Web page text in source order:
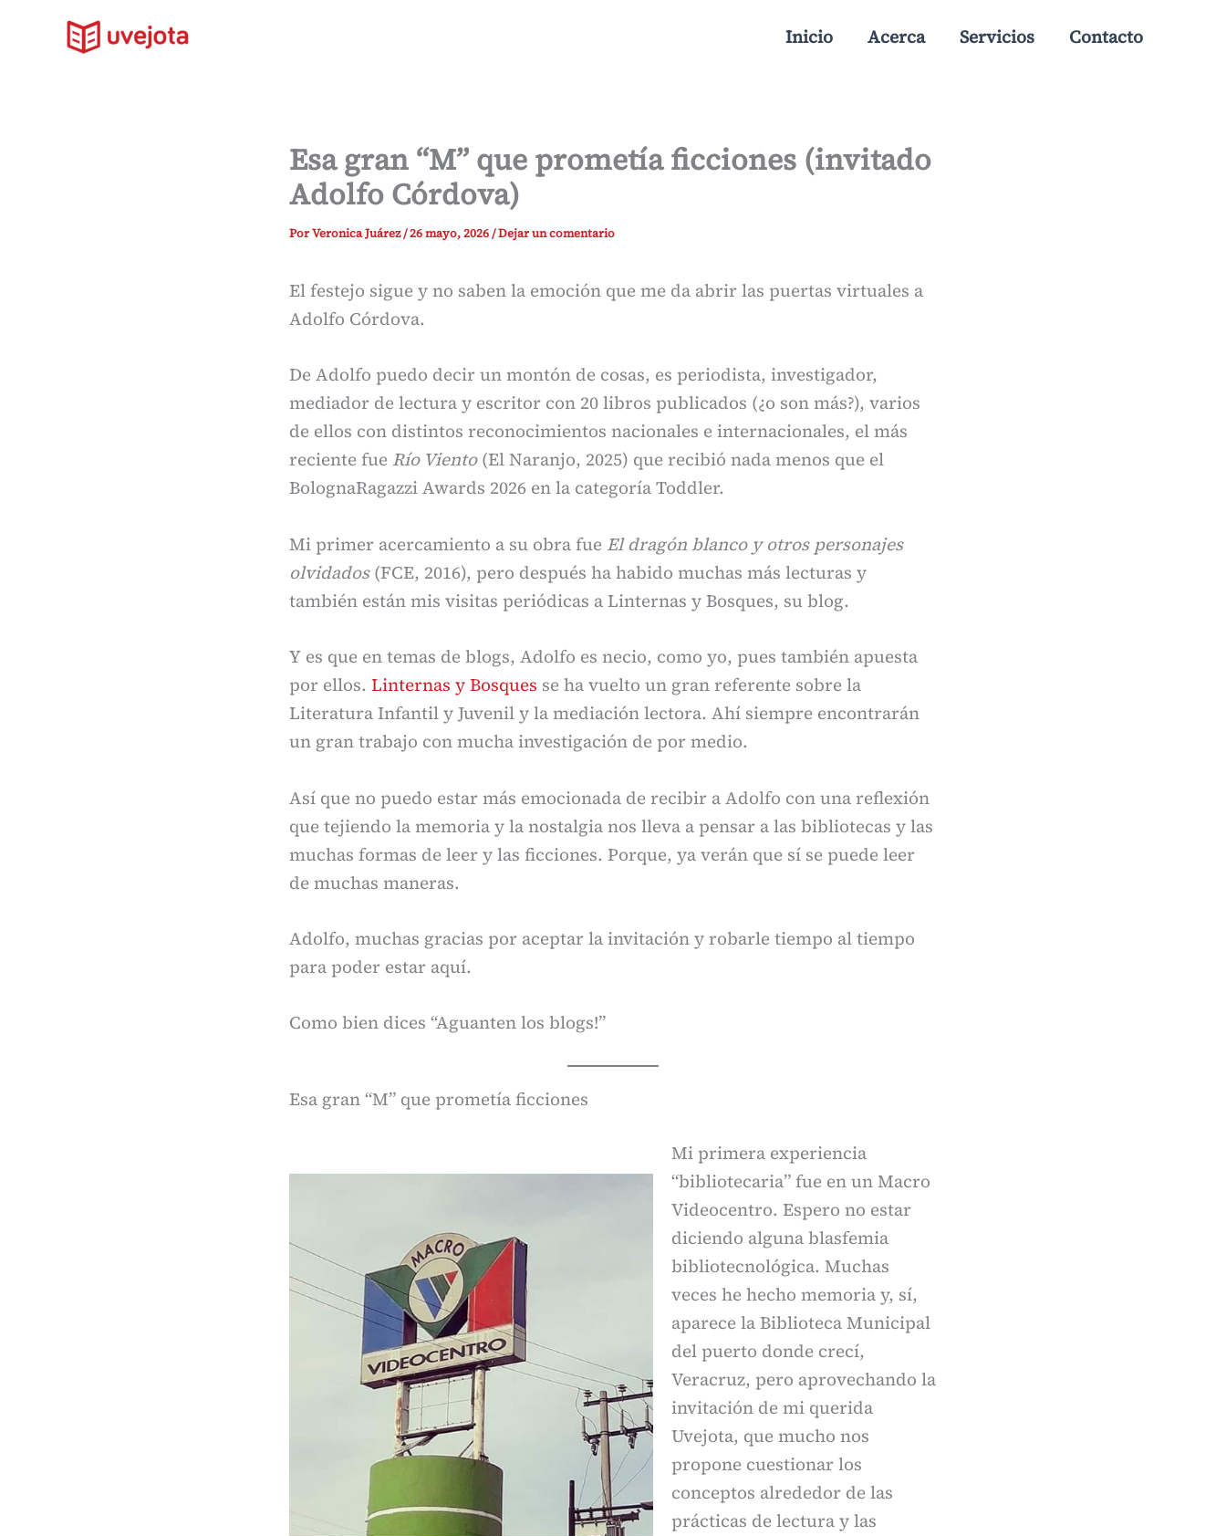
Inicio Acerca Servicios Contacto
Esa gran “M” que prometía ficciones (invitado
Adolfo Córdova)
PorVeronica Juárez/26 mayo, 2026/Dejar un comentario
El festejo sigue y no saben la emoción que me da abrir las puertas virtuales a
Adolfo Córdova.
De Adolfo puedo decir un montón de cosas, es periodista, investigador,
mediador de lectura y escritor con 20 libros publicados (¿o son más?), varios
de ellos con distintos reconocimientos nacionales e internacionales, el más
reciente fue Río Viento(El Naranjo, 2025) que recibió nada menos que el
BolognaRagazzi Awards 2026 en la categoría Toddler.
Mi primer acercamiento a su obra fue El dragón blanco y otros personajes
olvidados(FCE, 2016), pero después ha habido muchas más lecturas y
también están mis visitas periódicas a Linternas y Bosques, su blog.
Y es que en temas de blogs, Adolfo es necio, como yo, pues también apuesta
por ellos. Linternas y Bosques se ha vuelto un gran referente sobre la
Literatura Infantil y Juvenil y la mediación lectora. Ahí siempre encontrarán
un gran trabajo con mucha investigación de por medio.
Así que no puedo estar más emocionada de recibir a Adolfo con una reflexión
que tejiendo la memoria y la nostalgia nos lleva a pensar a las bibliotecas y las
muchas formas de leer y las ficciones. Porque, ya verán que sí se puede leer
de muchas maneras.
Adolfo, muchas gracias por aceptar la invitación y robarle tiempo al tiempo
para poder estar aquí.
Como bien dices “Aguanten los blogs!”
Esa gran “M” que prometía ficciones
Mi primera experiencia
“bibliotecaria” fue en un Macro
Videocentro. Espero no estar
diciendo alguna blasfemia
bibliotecnológica. Muchas
veces he hecho memoria y, sí,
aparece la Biblioteca Municipal
del puerto donde crecí,
Veracruz, pero aprovechando la
invitación de mi querida
Uvejota, que mucho nos
propone cuestionar los
conceptos alrededor de las
prácticas de lectura y las